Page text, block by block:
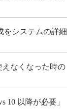
をシステムの詳細
えなくなった時の
10 以降が必要」